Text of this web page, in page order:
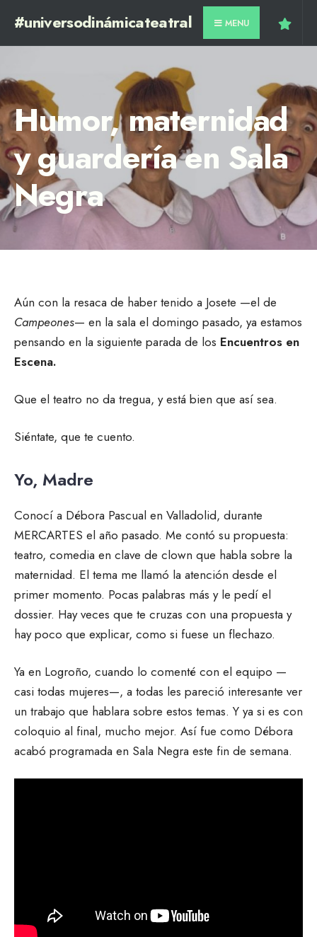
#universodinámicateatral MENU
Humor, maternidad
y guardería en Sala
Negra
Aún con la resaca de haber tenido a Josete —el de
Campeones— en la sala el domingo pasado, ya estamos
pensando en la siguiente parada de los Encuentros en
Escena.
Que el teatro no da tregua, y está bien que así sea.
Siéntate, que te cuento.
Yo, Madre
Conocí a Débora Pascual en Valladolid, durante
MERCARTES el año pasado. Me contó su propuesta:
teatro, comedia en clave de clown que habla sobre la
maternidad. El tema me llamó la atención desde el
primer momento. Pocas palabras más y le pedí el
dossier. Hay veces que te cruzas con una propuesta y
hay poco que explicar, como si fuese un flechazo.
Ya en Logroño, cuando lo comenté con el equipo —
casi todas mujeres—, a todas les pareció interesante ver
un trabajo que hablara sobre estos temas. Y ya si es con
coloquio al final, mucho mejor. Así fue como Débora
acabó programada en Sala Negra este fin de semana.